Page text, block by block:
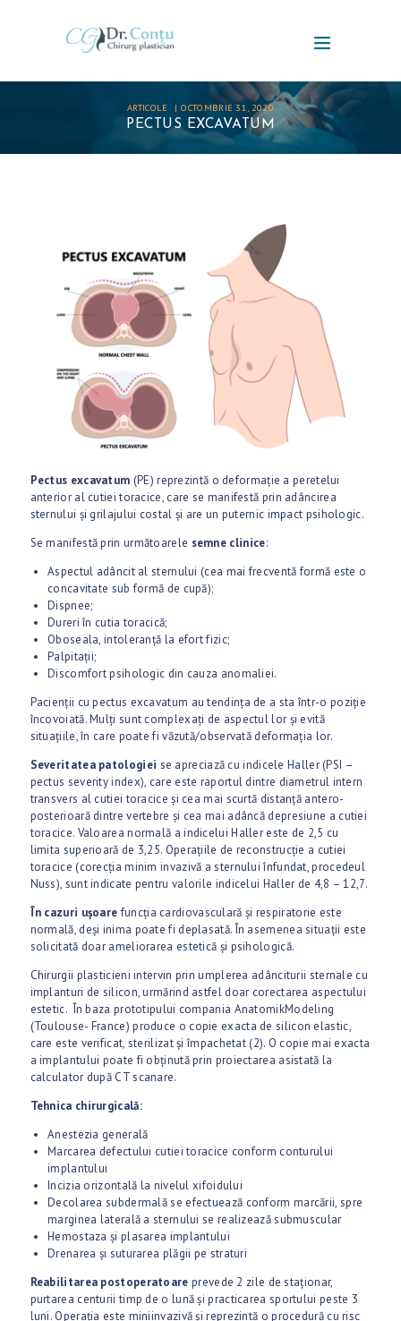
ARTICOLE OCTOMBRIE 31, 2020
PECTUS EXCAVATUM
Pectus excavatum (PE) reprezintă o deformație a peretelui
anterior al cutiei toracice, care se manifestă prin adâncirea
sternului și grilajului costal și are un puternic impact psihologic.
Se manifestă prin următoarele semne clinice:
Aspectul adâncit al sternului (cea mai frecventă formă este o
concavitate sub formă de cupă);
Dispnee;
Dureri în cutia toracică;
Oboseala, intoleranţă la efort fizic;
Palpitaţii;
Discomfort psihologic din cauza anomaliei.
Pacienții cu pectus excavatum au tendința de a sta într-o poziție
încovoiată. Mulți sunt complexați de aspectul lor și evită
situațiile, în care poate fi văzută/observată deformația lor.
Severitatea patologiei se apreciază cu indicele Haller (PSI –
pectus severity index), care este raportul dintre diametrul intern
transvers al cutiei toracice şi cea mai scurtă distanţă antero-
posterioară dintre vertebre şi cea mai adâncă depresiune a cutiei
toracice. Valoarea normală a indicelui Haller este de 2,5 cu
limita superioară de 3,25. Operaţiile de reconstrucţie a cutiei
toracice (corecţia minim invazivă a sternului înfundat, procedeul
Nuss), sunt indicate pentru valorile indicelui Haller de 4,8 – 12,7.
În cazuri ușoarefuncția cardiovasculară și respiratorie este
normală, deși inima poate fi deplasată. În asemenea situații este
solicitată doar ameliorarea estetică și psihologică.
Chirurgii plasticieni intervin prin umplerea adânciturii sternale cu
implanturi de silicon, urmărind astfel doar corectarea aspectului
estetic. În baza prototipului compania AnatomikModeling
(Toulouse- France) produce o copie exacta de silicon elastic,
care este verificat, sterilizat și împachetat (2). O copie mai exacta
a implantului poate fi obținută prin proiectarea asistată la
calculator după CT scanare.
Tehnica chirurgicală:
Anestezia generală
Marcarea defectului cutiei toracice conform conturului
implantului
Incizia orizontală la nivelul xifoidului
Decolarea subdermală se efectuează conform marcării, spre
marginea laterală a sternului se realizează submuscular
Hemostaza și plasarea implantului
Drenarea și suturarea plăgii pe straturi
Reabilitarea postoperatoare prevede 2 zile de staționar,
purtarea centurii timp de o lună și practicarea sportului peste 3
luni. Operația este miniinvazivă și reprezintă o procedură cu risc